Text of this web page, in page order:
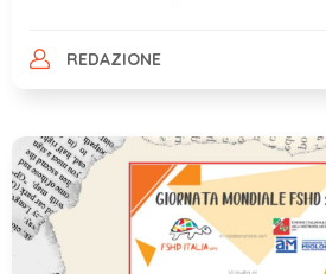
REDAZIONE